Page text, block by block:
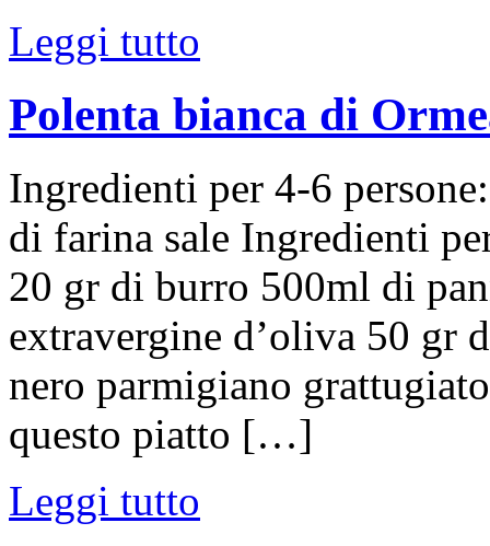
Leggi tutto
Polenta bianca di
Ingredienti per 4-6
di farina sale Ingredienti
20 gr di burro 500ml di
extravergine d’oliva 50 gr
nero parmigiano
questo piatto […]
Leggi tutto